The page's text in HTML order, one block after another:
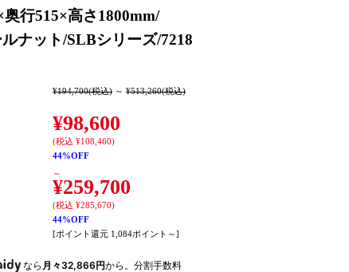
奥行515×高さ1800mm/
ナット/SLBシリーズ/7218
¥194,700(税込) ～ ¥513,260(税込)
¥98,600
(税込 ¥108,460)
44%OFF
～
¥259,700
(税込 ¥285,670)
44%OFF
[ポイント還元 1,084ポイント～]
なら 月々32,866円から。分割手数料